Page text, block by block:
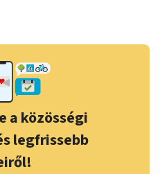
a közösségi
legfrissebb